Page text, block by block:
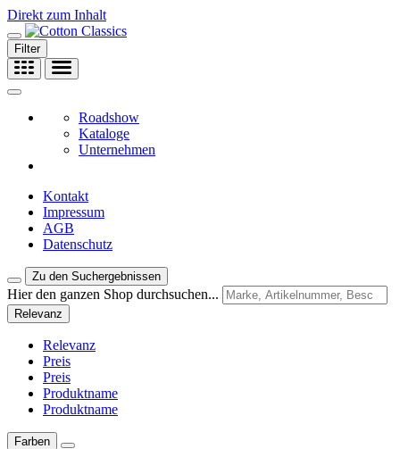
Direkt zum Inhalt
Filter
Roadshow
Kataloge
Unternehmen
Kontakt
Impressum
AGB
Datenschutz
Zu den Suchergebnissen
Hier den ganzen Shop durchsuchen...
Relevanz
Relevanz
Preis
Preis
Produktname
Produktname
Farben